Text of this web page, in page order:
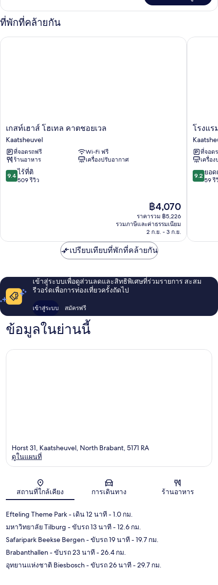
เกี่ยว
กับ
ห้อง
พัก
ที่พักที่คล้ายกัน
เกส
ท์
เฮา
ส์
โฮ
เทล
คาตชอยเวล
เกสท์เฮาส์ โฮเทล คาตชอยเวล
Kaatsheuvel
ที่จอดรถฟรี
Wi-Fi ฟรี
ร้านอาหาร
เครื่องปรับอากาศ
9.4
จาก
9.4 ไร้ที่ติ
509 รีวิว
ราคา
ปัจจุบัน
คือ
฿4,070
฿4,070
ราคารวม ฿5,226
รวมภาษีและค่าธรรมเนียม
2 ก.ย. - 3 ก.ย.
เกสท์เฮาส์ โฮเทล คาตชอยเวล
โรงแรม
เอ
มิ
เลีย
โรงแร
ที่จอด
เครื่อ
9.2
จาก
9.2 ยอด
59 รี
โรงแรม
เปรียบเทียบที่พักที่คล้ายกัน
เข้าสู่ระบบเพื่อดูส่วนลดและสิทธิพิเศษที่ร่วมรายการ สะสม
รีวอร์ดเพื่อการท่องเที่ยวครั้งถัดไป
เข้าสู่ระบบ สมัครฟรี
ข้อมูลในย่านนี้
แผนที่
Horst 31, Kaatsheuvel, North Brabant, 5171 RA
ดูในแผนที่
สถานที่ใกล้เคียง การเดินทาง ร้านอาหาร
Efteling Theme Park- เดิน 12 นาที- 1.0 กม.
มหาวิทยาลัย Tilburg - ขับรถ 13 นาที- 12.6 กม.
Safaripark Beekse Bergen- ขับรถ 19 นาที- 19.7 กม.
Brabanthallen- ขับรถ 23 นาที- 26.4 กม.
อุทยานแห่งชาติ Biesbosch- ขับรถ 26 นาที- 29.7 กม.